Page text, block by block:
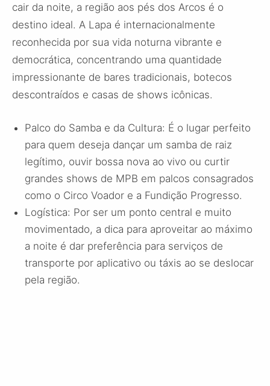
cair da noite, a região aos pés dos Arcos é o
destino ideal. A Lapa é internacionalmente
reconhecida por sua vida noturna vibrante e
democrática, concentrando uma quantidade
impressionante de bares tradicionais, botecos
descontraídos e casas de shows icônicas.
Palco do Samba e da Cultura: É o lugar perfeito
para quem deseja dançar um samba de raiz
legítimo, ouvir bossa nova ao vivo ou curtir
grandes shows de MPB em palcos consagrados
como o Circo Voador e a Fundição Progresso.
Logística: Por ser um ponto central e muito
movimentado, a dica para aproveitar ao máximo
a noite é dar preferência para serviços de
transporte por aplicativo ou táxis ao se deslocar
pela região.